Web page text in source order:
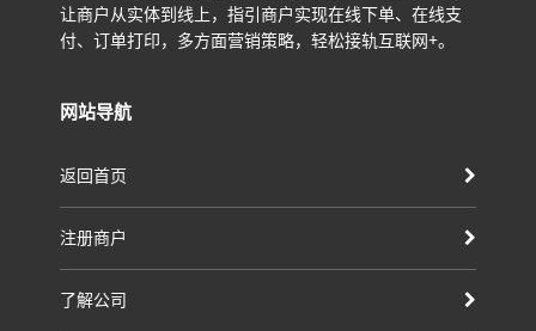
让商户从实体到线上，指引商户实现在线下单、在线支
付、订单打印，多方面营销策略，轻松接轨互联网+。
网站导航
返回首页
注册商户
了解公司